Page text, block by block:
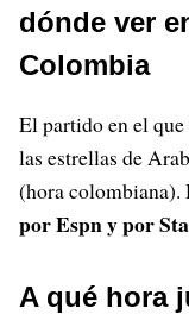
dónde ver
Colombia
El partido en el
las estrellas de
(hora colombiana).
por Espn y por
A qué hora